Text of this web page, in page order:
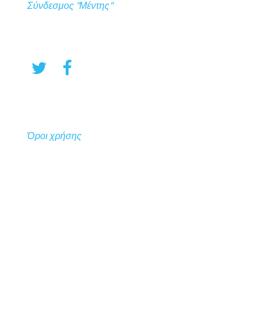
Σύνδεσμος "Μέντης"
Όροι χρήσης